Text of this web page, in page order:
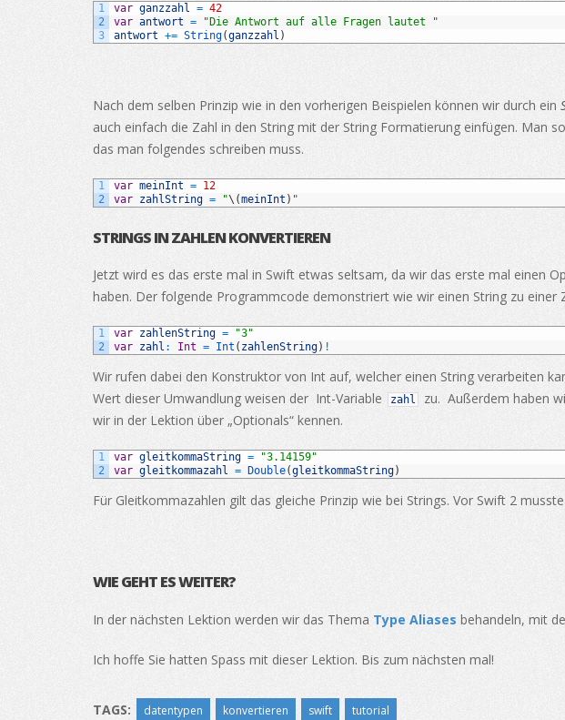
1
2
3
var ganzzahl = 42
var antwort =
"Die Antwort auf alle Fragen lautet "
antwort += String(ganzzahl )
Nach dem selben Prinzip wie in den vorherigen Beispielen können wir durch ein
auch einfach die Zahl in den String mit der String Formatierung einfügen. Man
das man folgendes schreiben muss.
1
2
var meinInt = 12
var zahlString = "\ (meinInt ) "
STRINGS IN ZAHLEN KONVERTIEREN
Jetzt wird es das erste mal in Swift etwas seltsam, da wir das erste mal einen
haben. Der folgende Programmcode demonstriert wie wir einen String zu einer
1
2
var zahlenString =
"3"
var zahl : Int = Int ( zahlenString) !
Wir rufen dabei den Konstruktor von Int auf, welcher einen String verarbeiten
Wert dieser Umwandlung weisen der Int-Variable
zahl
zu. Außerdem haben
wir in der Lektion über „Optionals“ kennen.
1
2
var gleitkommaString =
"3.14159"
var gleitkommazahl = Double(gleitkommaString)
Für Gleitkommazahlen gilt das gleiche Prinzip wie bei Strings. Vor Swift 2
WIE GEHT ES WEITER?
In der nächsten Lektion werden wir das Thema Type Aliases behandeln, mit
Ich hoffe Sie hatten Spass mit dieser Lektion. Bis zum nächsten mal!
TAGS: datentypen konvertieren swift tutorial